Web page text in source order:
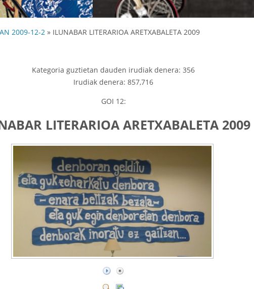
2009-12-2 » ILUNABAR LITERARIOA ARETXABALETA 2009
Kategoria guztietan dauden irudiak denera: 356
Irudiak denera: 857,716
GOI 12:
LITERARIOA ARETXABALETA 2009